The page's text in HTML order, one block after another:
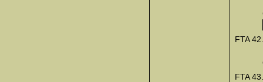
FTA 42.
FTA 43.